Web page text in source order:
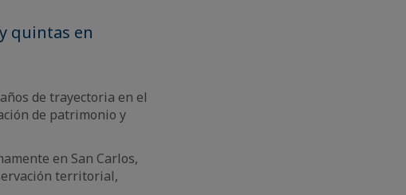
quintas en
de trayectoria en el
de patrimonio y
en San Carlos,
territorial,